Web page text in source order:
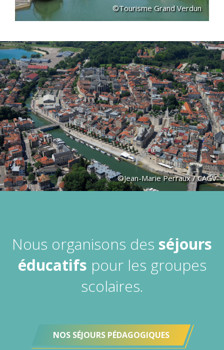
©Tourisme Grand Verdun
©Jean-Marie Perraux / CAGV
Nous organisons des séjours
éducatifs pour les groupes
scolaires.
NOS SÉJOURS PÉDAGOGIQUES